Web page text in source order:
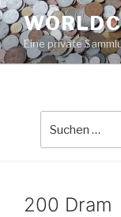
Zum
Inhalt
springenEine private
200 Dram